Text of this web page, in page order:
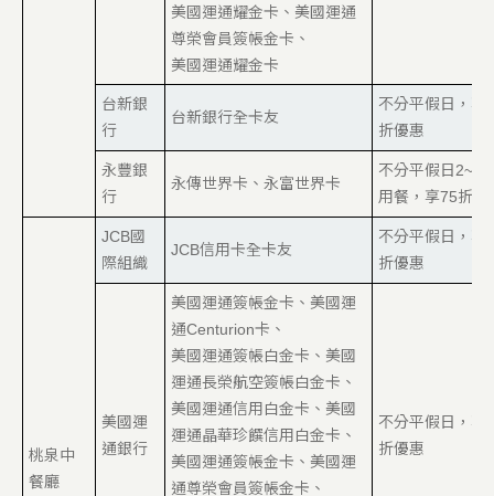
美國運通耀金卡、美國運通
尊榮會員簽帳金卡、
美國運通耀金卡
台新銀
行
台新銀行全卡友
不分平假日，享
折優惠
永豐銀
行
永傳世界卡、永富世界卡
不分平假日2~4
用餐，享75折優
桃泉中
餐廳
JCB國
際組織
JCB信用卡全卡友
不分平假日，享
折優惠
美國運
通銀行
美國運通簽帳金卡、美國運
通Centurion卡、
美國運通簽帳白金卡、美國
運通長榮航空簽帳白金卡、
美國運通信用白金卡、美國
運通晶華珍饌信用白金卡、
美國運通簽帳金卡、美國運
通尊榮會員簽帳金卡、
不分平假日，享
折優惠